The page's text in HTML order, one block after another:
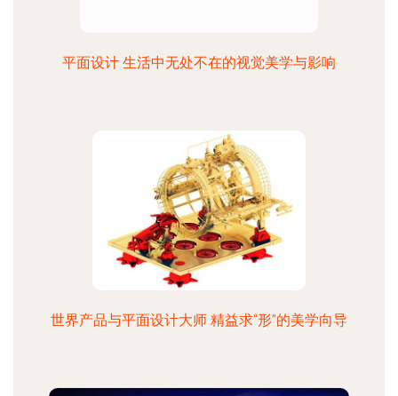
平面设计 生活中无处不在的视觉美学与影响
世界产品与平面设计大师 精益求“形”的美学向导